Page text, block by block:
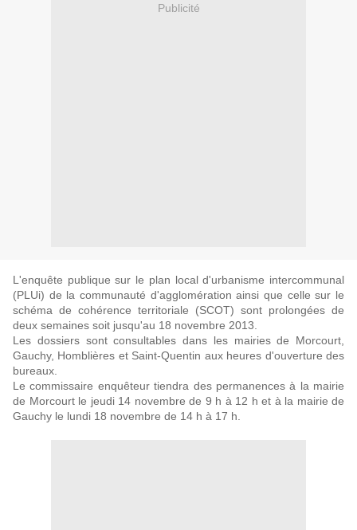
Publicité
L'enquête publique sur le plan local d'urbanisme intercommunal
(PLUi) de la communauté d'agglomération ainsi que celle sur le
schéma de cohérence territoriale (SCOT) sont prolongées de
deux semaines soit jusqu'au 18 novembre 2013.
Les dossiers sont consultables dans les mairies de Morcourt,
Gauchy, Homblières et Saint-Quentin aux heures d'ouverture des
bureaux.
Le commissaire enquêteur tiendra des permanences à la mairie
de Morcourt le jeudi 14 novembre de 9 h à 12 h et à la mairie de
Gauchy le lundi 18 novembre de 14 h à 17 h.